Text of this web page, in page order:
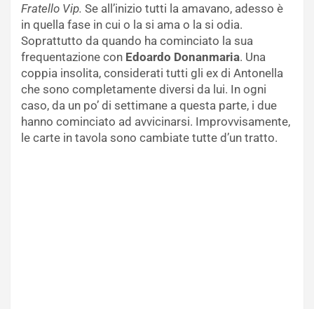
Fratello Vip. Se all’inizio tutti la amavano, adesso è
in quella fase in cui o la si ama o la si odia.
Soprattutto da quando ha cominciato la sua
frequentazione con Edoardo Donanmaria. Una
coppia insolita, considerati tutti gli ex di Antonella
che sono completamente diversi da lui. In ogni
caso, da un po’ di settimane a questa parte, i due
hanno cominciato ad avvicinarsi. Improvvisamente,
le carte in tavola sono cambiate tutte d’un tratto.